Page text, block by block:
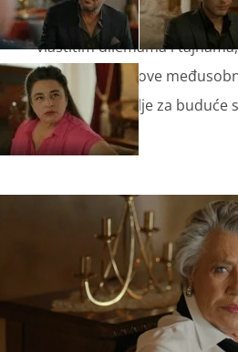
odvijaju, članovi obitelji
vlastitim dilemama i
komplicira njihove
postavlja temelje za buduće
razotkrivanja.